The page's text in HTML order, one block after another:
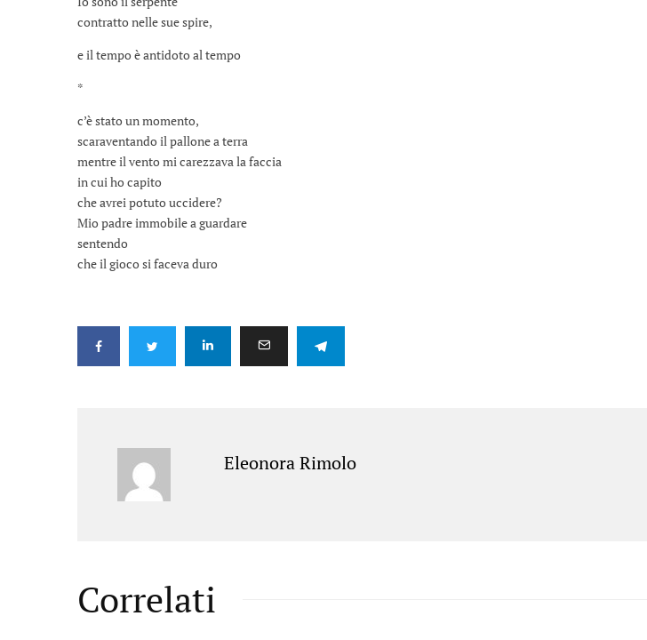
contratto nelle sue spire,
e il tempo è antidoto al tempo
*
c’è stato un momento,
scaraventando il pallone a terra
mentre il vento mi carezzava la faccia
in cui ho capito
che avrei potuto uccidere?
Mio padre immobile a guardare
sentendo
che il gioco si faceva duro
Eleonora Rimolo
Correlati